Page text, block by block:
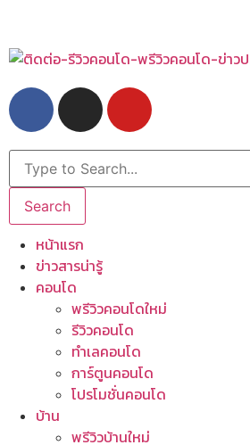
Search
หน้าแรก
ข่าวสารน่ารู้
คอนโด
พรีวิวคอนโดใหม่
รีวิวคอนโด
ทำเลคอนโด
การ์ตูนคอนโด
โปรโมชั่นคอนโด
บ้าน
พรีวิวบ้านใหม่